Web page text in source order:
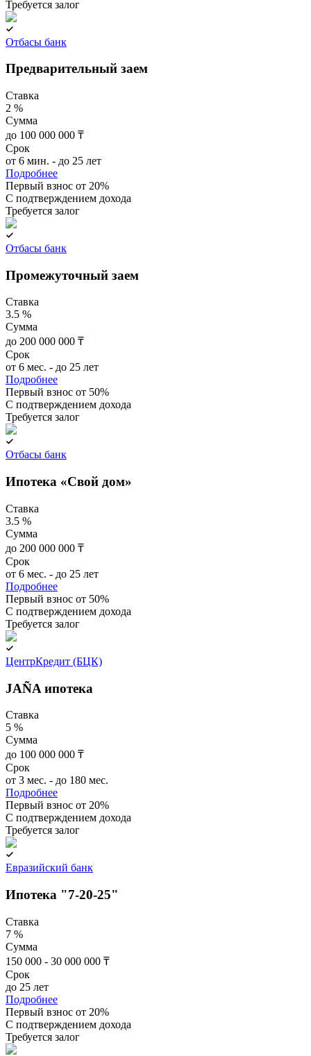
Требуется залог
Отбасы банк
Предварительный заем
Ставка
2 %
Сумма
до 100 000 000 ₸
Срок
от 6 мин. - до 25 лет
Подробнее
Первый взнос от 20%
C подтверждением дохода
Требуется залог
Отбасы банк
Промежуточный заем
Ставка
3.5 %
Сумма
до 200 000 000 ₸
Срок
от 6 мес. - до 25 лет
Подробнее
Первый взнос от 50%
C подтверждением дохода
Требуется залог
Отбасы банк
Ипотека «Свой дом»
Ставка
3.5 %
Сумма
до 200 000 000 ₸
Срок
от 6 мес. - до 25 лет
Подробнее
Первый взнос от 50%
C подтверждением дохода
Требуется залог
ЦентрКредит (БЦК)
JAÑA ипотека
Ставка
5 %
Сумма
до 100 000 000 ₸
Срок
от 3 мес. - до 180 мес.
Подробнее
Первый взнос от 20%
C подтверждением дохода
Требуется залог
Евразийский банк
Ипотека "7-20-25"
Ставка
7 %
Сумма
150 000 - 30 000 000 ₸
Срок
до 25 лет
Подробнее
Первый взнос от 20%
C подтверждением дохода
Требуется залог